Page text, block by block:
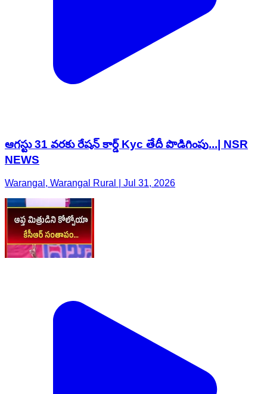
ఆగస్టు 31 వరకు రేషన్ కార్డ్ Kyc తేదీ పొడిగింపు...| NSR
NEWS
Warangal, Warangal Rural | Jul 31, 2026